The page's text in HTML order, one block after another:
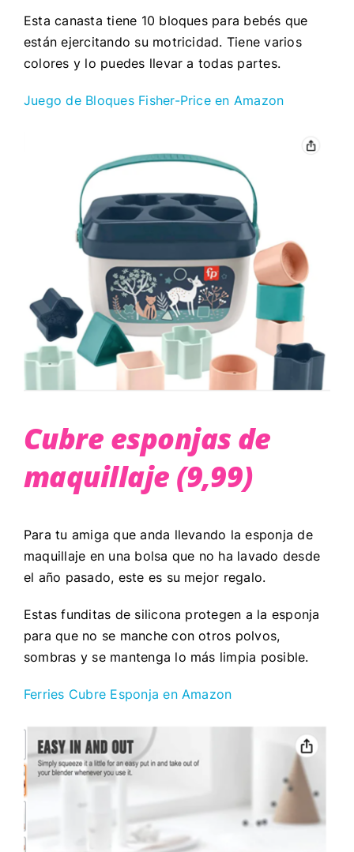
Esta canasta tiene 10 bloques para bebés que
están ejercitando su motricidad. Tiene varios
colores y lo puedes llevar a todas partes.
Juego de Bloques Fisher-Price en Amazon
Cubre esponjas de
maquillaje (9,99)
Para tu amiga que anda llevando la esponja de
maquillaje en una bolsa que no ha lavado desde
el año pasado, este es su mejor regalo.
Estas funditas de silicona protegen a la esponja
para que no se manche con otros polvos,
sombras y se mantenga lo más limpia posible.
Ferries Cubre Esponja en Amazon